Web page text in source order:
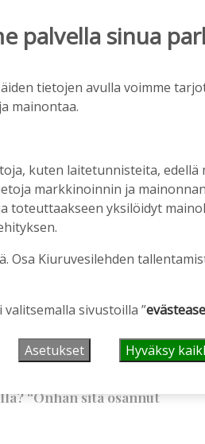
vauhtia
“Onhan sitä osannut
palvella sinua
tietojen avulla voimme
mainontaa.
kuten laitetunnisteita,
markkinoinnin ja
yksilöidyt
Osa Kiuruvesilehden
sivustoilla ”
Asetukset Hyväksy